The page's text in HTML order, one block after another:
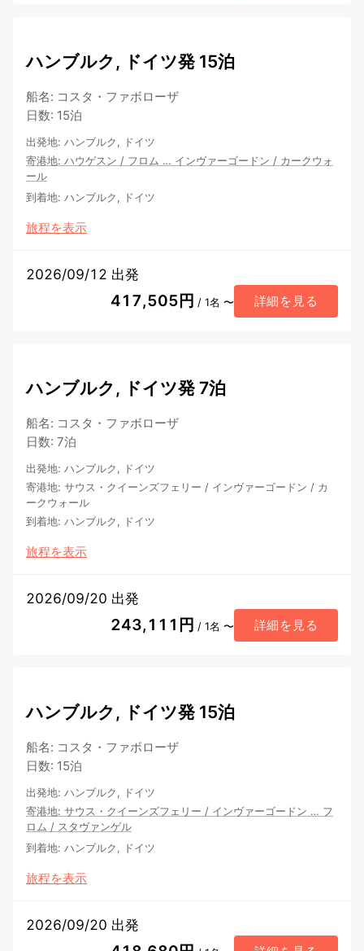
ハンブルク, ドイツ発 15泊
船名: コスタ・ファボローザ
日数: 15泊
出発地: ハンブルク, ドイツ
寄港地: ハウゲスン / フロム … インヴァーゴードン / カークウォ
ール
到着地: ハンブルク, ドイツ
旅程を表示
2026/09/12 出発
417,505円 / 1名 〜 詳細を見る
ハンブルク, ドイツ発 7泊
船名: コスタ・ファボローザ
日数: 7泊
出発地: ハンブルク, ドイツ
寄港地: サウス・クイーンズフェリー / インヴァーゴードン / カ
ークウォール
到着地: ハンブルク, ドイツ
旅程を表示
2026/09/20 出発
243,111円 / 1名 〜 詳細を見る
ハンブルク, ドイツ発 15泊
船名: コスタ・ファボローザ
日数: 15泊
出発地: ハンブルク, ドイツ
寄港地: サウス・クイーンズフェリー / インヴァーゴードン … フ
ロム / スタヴァンゲル
到着地: ハンブルク, ドイツ
旅程を表示
2026/09/20 出発